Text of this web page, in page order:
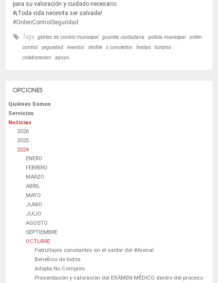
para su valoración y cuidado necesario.
#¡Toda vida necesita ser salvada!
#OrdenControlSeguridad
Tags: gentes de control municipal guardia ciudadana policia municipal
orden
control
seguridad eventos desfile s conciertos fiestas
turismo
colaboracion
apoyo.
OPCIONES
Quiénes Somos
Servicios
Noticias
2026
2025
2024
ENERO
FEBRERO
MARZO
ABRIL
MAYO
JUNIO
JULIO
AGOSTO
SEPTIEMBRE
OCTUBRE
Patrullajes constantes en el sector del #Arenal
Beneficio de todos
Adopta No Compres
Presentación y valoración del EXÁMEN MÉDICO dentro del proceso